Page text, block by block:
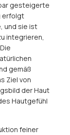
gesteigerte
erfolgt
und sie ist
integrieren,
gemäß
Ziel von
der Haut
Hautgefühl
feiner